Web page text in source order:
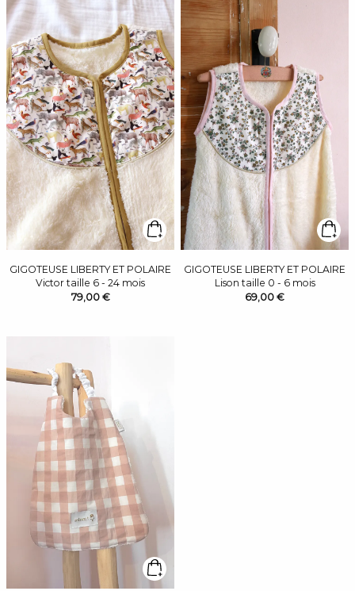
GIGOTEUSE LIBERTY ET POLAIRE
Victor taille 6 - 24 mois
79,00 €
GIGOTEUSE LIBERTY ET POLAIRE
Lison taille 0 - 6 mois
69,00 €